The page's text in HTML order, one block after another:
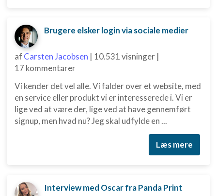
Brugere elsker login via sociale medier
af Carsten Jacobsen | 10.531 visninger |
17 kommentarer
Vi kender det vel alle. Vi falder over et website, med
en service eller produkt vi er interesserede i. Vi er
lige ved at være der, lige ved at have gennemført
signup, men hvad nu? Jeg skal udfylde en ...
Læs mere
Interview med Oscar fra Panda Print